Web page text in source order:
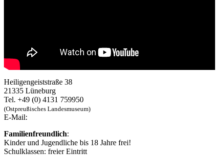
Heiligengeiststraße 38
21335 Lüneburg
Tel. +49 (0) 4131 759950
(Ostpreußisches Landesmuseum)
E-Mail:
Familienfreundlich:
Kinder und Jugendliche bis 18 Jahre frei!
Schulklassen: freier Eintritt